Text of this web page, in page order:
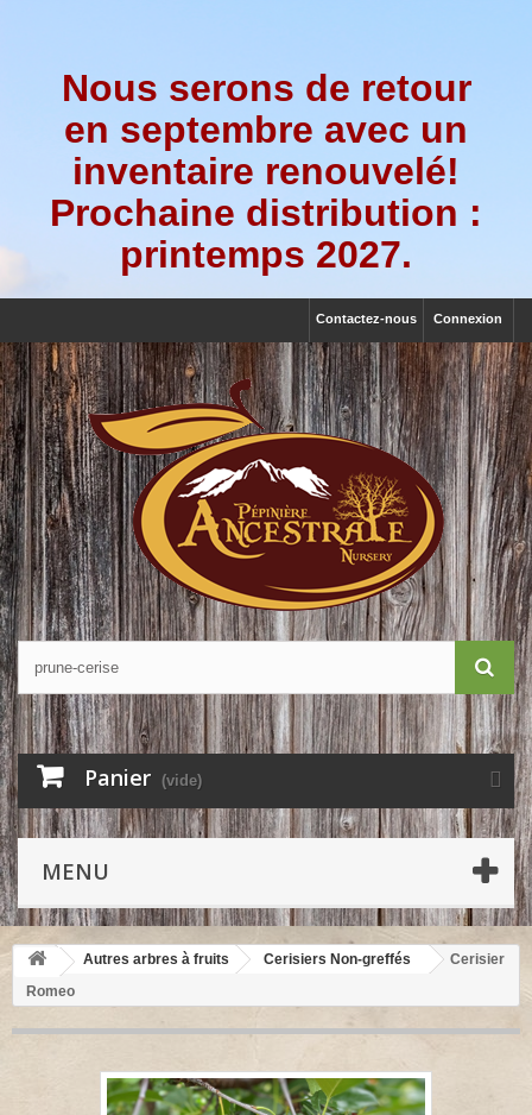
Nous serons de retour
en septembre avec un
inventaire renouvelé!
Prochaine distribution :
printemps 2027.
Connexion
Contactez-nous
Panier (vide)
MENU
Autres arbres à fruits Cerisiers Non-greffés
Cerisier
Romeo